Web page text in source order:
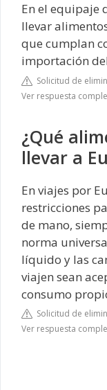
En el equipaje
llevar
que cumplan
importación
Solicitud de
Ver respuesta
¿Qué
llevar a
En viajes por
restricciones
de mano,
norma
líquido y las
viajen sean
consumo
Solicitud de
Ver respuesta